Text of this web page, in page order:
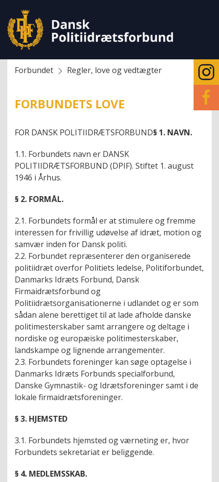
Forbundet Regler, love og vedtægter
FORBUNDETS LOVE
FOR DANSK POLITIIDRÆTSFORBUND§ 1. NAVN.
1.1. Forbundets navn er DANSK
POLITIIDRÆTSFORBUND (DPIF). Stiftet 1. august
1946 i Århus.
§ 2. FORMÅL.
2.1. Forbundets formål er at stimulere og fremme
interessen for frivillig udøvelse af idræt, motion og
samvær inden for Dansk politi.
2.2. Forbundet repræsenterer den organiserede
politiidræt overfor Politiets ledelse, Politiforbundet,
Danmarks Idræts Forbund, Dansk
Firmaidrætsforbund og
Politiidrætsorganisationerne i udlandet og er som
sådan alene berettiget til at lade afholde danske
politimesterskaber samt arrangere og deltage i
nordiske og europæiske politimesterskaber,
landskampe og lignende arrangementer.
2.3. Forbundets foreninger kan søge optagelse i
Danmarks Idræts Forbunds specialforbund,
Danske Gymnastik- og Idrætsforeninger samt i de
lokale firmaidrætsforeninger.
§ 3. HJEMSTED
3.1. Forbundets hjemsted og værneting er, hvor
Forbundets sekretariat er beliggende.
§ 4. MEDLEMSSKAB.